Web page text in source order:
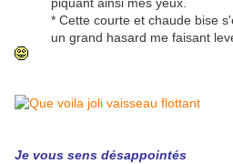
* Cette courte et chaude bise
un grand hasard me faisant
Je vous sens désappointés